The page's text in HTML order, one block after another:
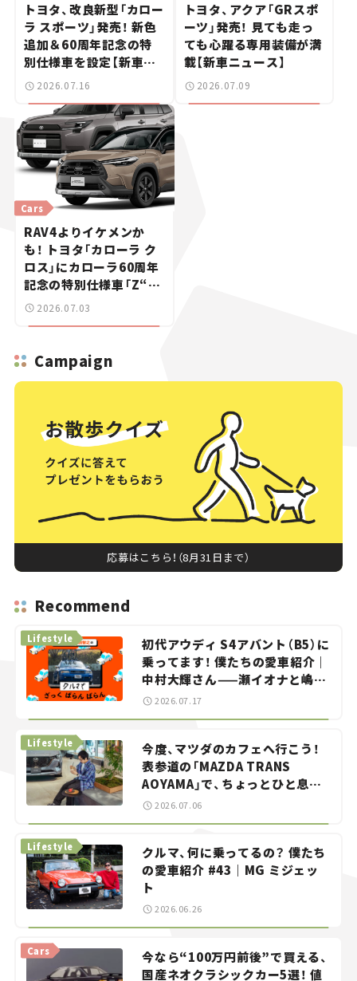
トヨタ、改良新型「カロー
ラ スポーツ」発売！ 新色
追加＆60周年記念の特
別仕様車を設定【新車ニ
ュース】
2026.07.16
トヨタ、アクア「GRスポ
ーツ」発売！ 見ても走っ
ても心躍る専用装備が満
載【新車ニュース】
2026.07.09
Cars
RAV4よりイケメンか
も！ トヨタ「カローラ ク
ロス」にカローラ60周年
記念の特別仕様車「Z“ア
ドベンチャー”」登場【新
2026.07.03
Campaign
応募はこちら！（8月31日まで）
Recommend
初代アウディ S4アバント（B5）に
乗ってます！ 僕たちの愛車紹介｜
中村大輝さん——瀬イオナと嶋田
智之の「クルマでざっくばらんば
らん！」＃20
Lifestyle
2026.07.17
今度、マツダのカフェへ行こう！
表参道の「MAZDA TRANS
AOYAMA」で、ちょっとひと息。
——連載｜CCGとクルマでどうす
Lifestyle
2026.07.06
クルマ、何に乗ってるの？ 僕たち
の愛車紹介 #43｜MG ミジェッ
ト
Lifestyle
2026.06.26
今なら“100万円前後”で買える、
国産ネオクラシックカー5選！ 値
Cars